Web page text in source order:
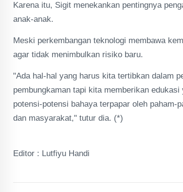
Karena itu, Sigit menekankan pentingnya
anak-anak.
Meski perkembangan teknologi membawa
agar tidak menimbulkan risiko baru.
"Ada hal-hal yang harus kita tertibkan dalam
pembungkaman tapi kita memberikan
potensi-potensi bahaya terpapar oleh
dan masyarakat," tutur dia. (*)
Editor : Lutfiyu Handi